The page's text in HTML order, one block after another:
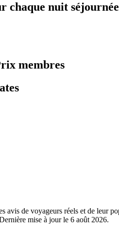
chaque nuit séjournée
membres
avis de voyageurs réels et de leur
mise à jour le 6 août 2026.